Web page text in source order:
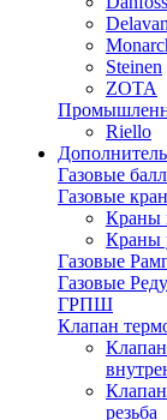
Delavan
Steinen
ZOTA
Riello
Газовые
Газовые
Краны
Краны
Газовые
Газовые
ГРПШ
Клапан
резьба